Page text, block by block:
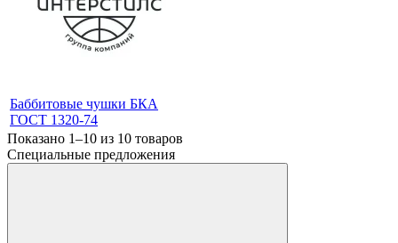
Баббитовые чушки БКА
ГОСТ 1320-74
Показано 1–10 из 10 товаров
Специальные предложения